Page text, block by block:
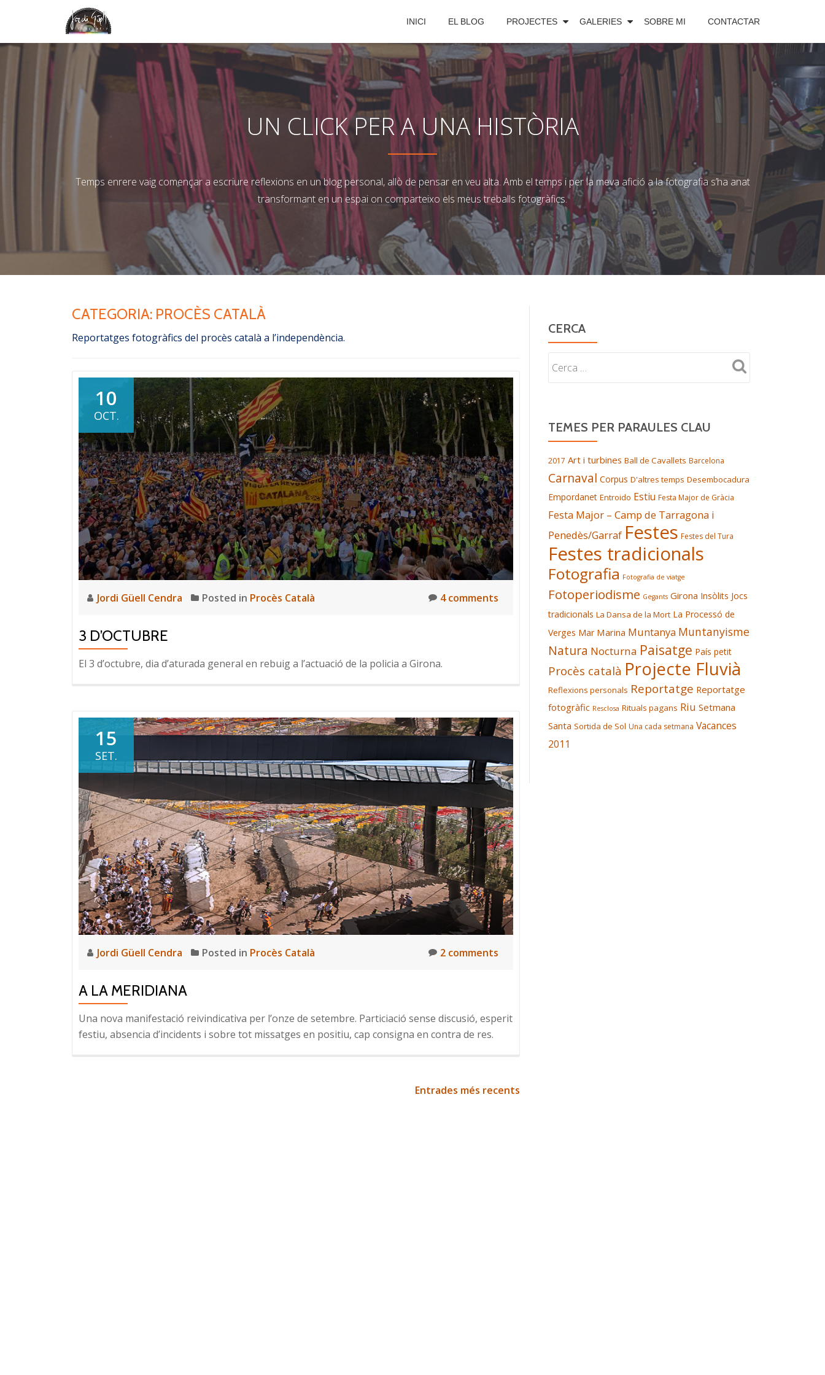
to
INICI EL BLOG PROJECTES GALERIES SOBRE MI CONTACTAR
UN CLICK PER A UNA HISTÒRIA
Temps enrere vaig començar a escriure reflexions en un blog personal, allò de pensar en veu alta. Amb el temps i per la meva afició a la fotografia s’ha anat
transformant en un espai on comparteixo els meus treballs fotogràfics.
CATEGORIA: PROCÈS CATALÀ
Reportatges fotogràfics del procès català a l’independència.
10
OCT.
Jordi Güell Cendra Posted in Procès Català 4 comments
3 D’OCTUBRE
El 3 d’octubre, dia d’aturada general en rebuig a l’actuació de la policia a Girona.
15
SET.
Jordi Güell Cendra Posted in Procès Català 2 comments
A LA MERIDIANA
Una nova manifestació reivindicativa per l’onze de setembre. Particiació sense discusió, esperit
festiu, absencia d’incidents i sobre tot missatges en positiu, cap consigna en contra de res.
Entrades més recents
CERCA
TEMES PER PARAULES CLAU
2017 Art i turbines Ball de Cavallets Barcelona
Carnaval Corpus D'altres temps Desembocadura
Empordanet Entroido Estiu Festa Major de Gràcia
Festa Major – Camp de Tarragona i
Penedès/Garraf Festes Festes del Tura
Festes tradicionals
Fotografia Fotografia de viatge
Fotoperiodisme Gegants Girona Insòlits Jocs
tradicionals La Dansa de la Mort La Processó de
Verges Mar Marina Muntanya Muntanyisme
Natura Nocturna Paisatge País petit
Procès català Projecte Fluvià
Reflexions personals Reportatge Reportatge
fotogràfic Resclosa Rituals pagans Riu Setmana
Santa Sortida de Sol Una cada setmana Vacances
2011